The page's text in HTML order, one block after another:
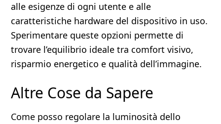
alle esigenze di ogni utente e alle
caratteristiche hardware del dispositivo in uso.
Sperimentare queste opzioni permette di
trovare l’equilibrio ideale tra comfort visivo,
risparmio energetico e qualità dell’immagine.
Altre Cose da Sapere
Come posso regolare la luminosità dello